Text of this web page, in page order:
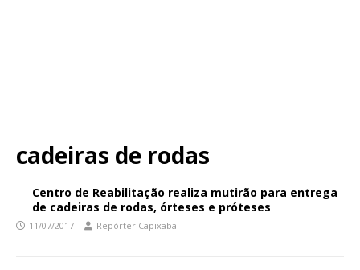
cadeiras de rodas
Centro de Reabilitação realiza mutirão para entrega
de cadeiras de rodas, órteses e próteses
11/07/2017 Repórter Capixaba